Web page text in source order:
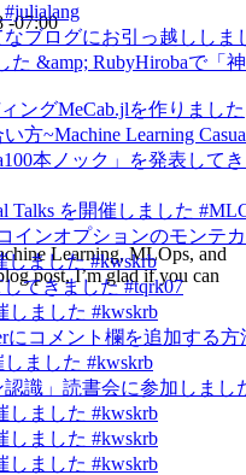
なブログにお引っ越ししま
た &amp; RubyHirobaで「
ングMeCab.jlを作りました
方~Machine Learning
本ノック」を発表して
Talks を開催しました
インオプションのモンテ
しました #kwskrb
てきました #tqrk07
しました #kwskrb
にコメント欄を追加する方
しました #kwskrb
識」読書会に参加しまし
しました #kwskrb
しました #kwskrb
しました #kwskrb
-07:00
Learning, MLOps, and
post, I’m glad if you can